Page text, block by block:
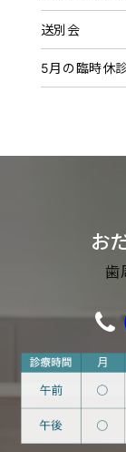
送別会
5月の臨時休
お
歯